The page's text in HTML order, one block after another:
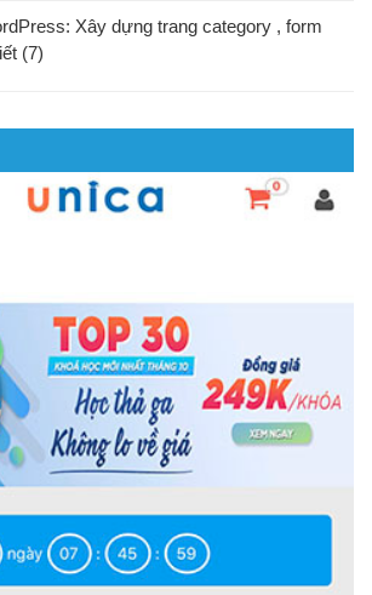
Xây dựng trang category , form
(7)